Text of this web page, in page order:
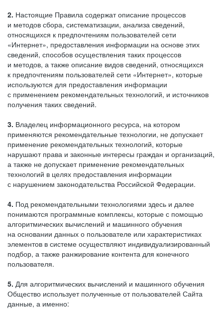
2. Настоящие Правила содержат описание процессов
и методов сбора, систематизации, анализа сведений,
относящихся к предпочтениям пользователей сети
«Интернет», предоставления информации на основе этих
сведений, способов осуществления таких процессов
и методов, а также описание видов сведений, относящихся
к предпочтениям пользователей сети «Интернет», которые
используются для предоставления информации
с применением рекомендательных технологий, и источников
получения таких сведений.
3. Владелец информационного ресурса, на котором
применяются рекомендательные технологии, не допускает
применение рекомендательных технологий, которые
нарушают права и законные интересы граждан и организаций,
а также не допускает применение рекомендательных
технологий в целях предоставления информации
с нарушением законодательства Российской Федерации.
4. Под рекомендательными технологиями здесь и далее
понимаются программные комплексы, которые с помощью
алгоритмических вычислений и машинного обучения
на основании данных о пользователе или характеристиках
элементов в системе осуществляют индивидуализированный
подбор, а также ранжирование контента для конечного
пользователя.
5. Для алгоритмических вычислений и машинного обучения
Общество использует полученные от пользователей Сайта
данные, а именно: